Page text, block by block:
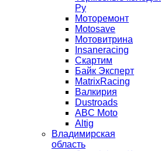
Ру
Моторемонт
Motosave
Мотовитрина
Insaneracing
Скартим
Байк Эксперт
MatrixRacing
Валкирия
Dustroads
ABC Moto
Altig
Владимирская
область